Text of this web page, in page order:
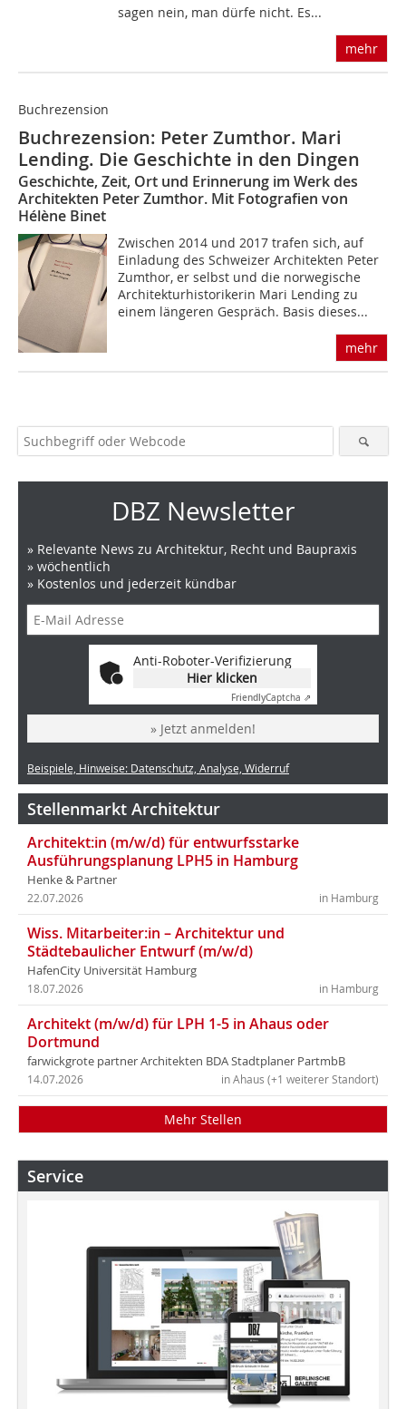
sagen nein, man dürfe nicht. Es...
mehr
Buchrezension
Buchrezension: Peter Zumthor. Mari
Lending. Die Geschichte in den Dingen
Geschichte, Zeit, Ort und Erinnerung im Werk des
Architekten Peter Zumthor. Mit Fotografien von
Hélène Binet
Zwischen 2014 und 2017 trafen sich, auf
Einladung des Schweizer Architekten Peter
Zumthor, er selbst und die norwegische
Architekturhistorikerin Mari Lending zu
einem längeren Gespräch. Basis dieses...
mehr
DBZ Newsletter
» Relevante News zu Architektur, Recht und Baupraxis
» wöchentlich
» Kostenlos und jederzeit kündbar
Anti-Roboter-Verifizierung
Hier klicken
FriendlyCaptcha ⇗
» Jetzt anmelden!
Beispiele, Hinweise: Datenschutz, Analyse, Widerruf
Stellenmarkt Architektur
Architekt:in (m/w/d) für entwurfsstarke
Ausführungsplanung LPH5 in Hamburg
Henke & Partner
in Hamburg
22.07.2026
Wiss. Mitarbeiter:in – Architektur und
Städtebaulicher Entwurf (m/w/d)
HafenCity Universität Hamburg
in Hamburg
18.07.2026
Architekt (m/w/d) für LPH 1-5 in Ahaus oder
Dortmund
farwickgrote partner Architekten BDA Stadtplaner PartmbB
in Ahaus (+1 weiterer Standort)
14.07.2026
Mehr Stellen
Service